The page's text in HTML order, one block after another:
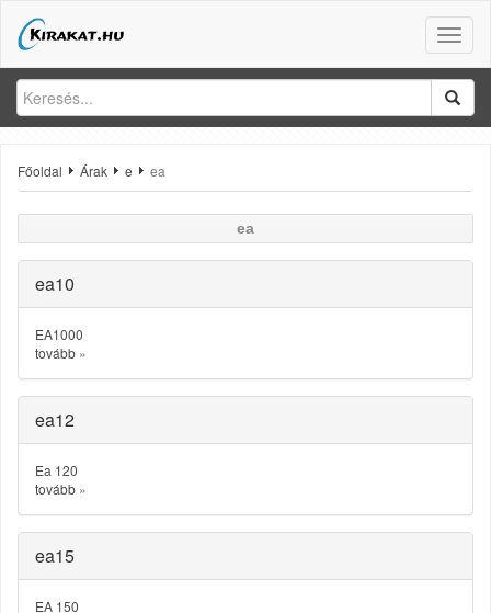
Toggle
Főoldal Árak e ea
ea
ea10
EA1000
tovább »
ea12
Ea 120
tovább »
ea15
EA 150